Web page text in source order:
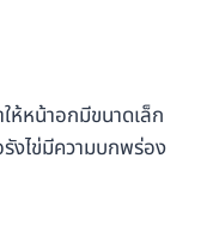
ห้หน้าอกมีขนาดเล็ก
งไข่มีความบกพร่อง